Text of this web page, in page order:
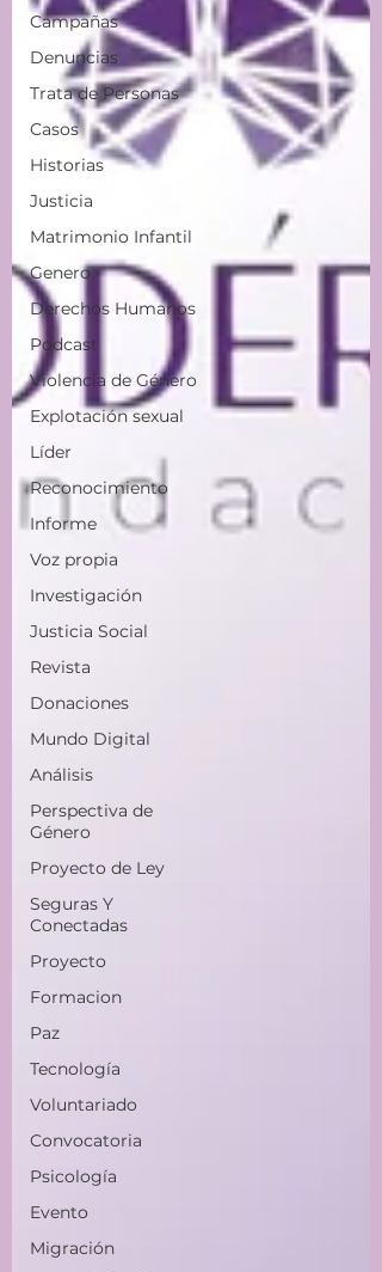
Campañas
Denuncias
Trata de Personas
Casos
Historias
Justicia
Matrimonio Infantil
Genero
Derechos Humanos
Podcast
Violencia de Género
Explotación sexual
Líder
Reconocimiento
Informe
Voz propia
Investigación
Justicia Social
Revista
Donaciones
Mundo Digital
Análisis
Perspectiva de
Género
Proyecto de Ley
Seguras Y
Conectadas
Proyecto
Formacion
Paz
Tecnología
Voluntariado
Convocatoria
Psicología
Evento
Migración